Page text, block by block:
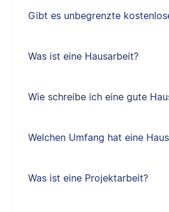
Gibt es unbegrenzte
Was ist eine Hausarbeit?
Wie schreibe ich eine gute
Welchen Umfang hat eine
Was ist eine Projektarbeit?